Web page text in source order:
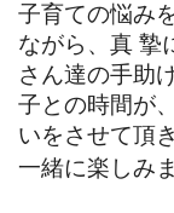
子育ての悩み
ながら、真 摯
さん達の手助
子との時間が
いをさせて頂
一緒に楽しみ